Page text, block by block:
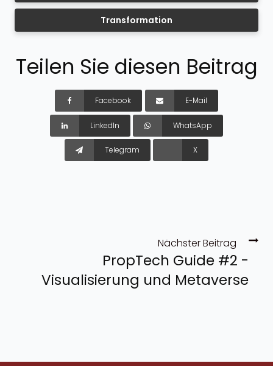
Transformation
Teilen Sie diesen Beitrag
X
Facebook E-Mail
LinkedIn WhatsApp
Telegram
Nächster Beitrag
PropTech Guide #2 -
Visualisierung und Metaverse